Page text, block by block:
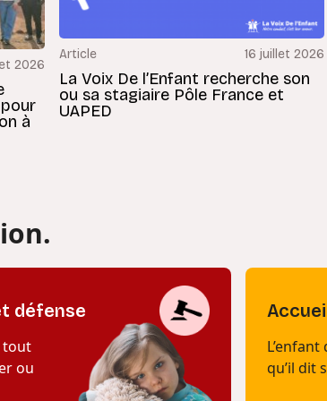
2026
à
Article 16 juillet 2026
La Voix De l’Enfant recherche son
ou sa stagiaire Pôle France et
UAPED
défense
tout
ou
qu’il dit